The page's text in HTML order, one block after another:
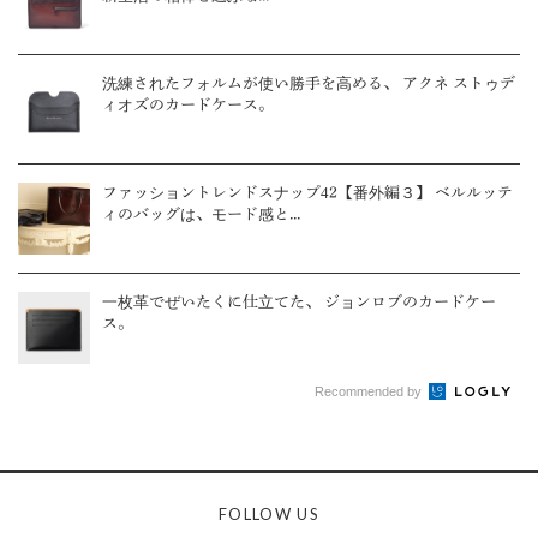
洗練されたフォルムが使い勝手を高める、 アクネ ストゥデ
ィオズのカードケース。
ファッショントレンドスナップ42【番外編３】 ベルルッテ
ィのバッグは、モード感と...
一枚革でぜいたくに仕立てた、 ジョンロブのカードケー
ス。
Recommended by
FOLLOW US